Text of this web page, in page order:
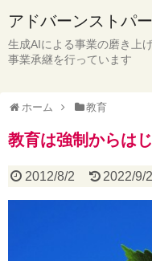
アドバーンストパ
生成AIによる事業の磨き上
事業承継を行っています
ホーム 教育
教育は強制からは
2012/8/2 2022/9/